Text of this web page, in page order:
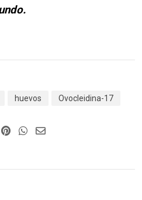
huevos
Ovocleidina-17